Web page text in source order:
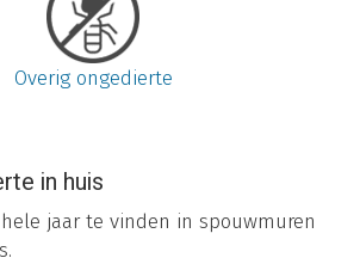
Overig ongedierte
in huis
jaar te vinden in spouwmuren